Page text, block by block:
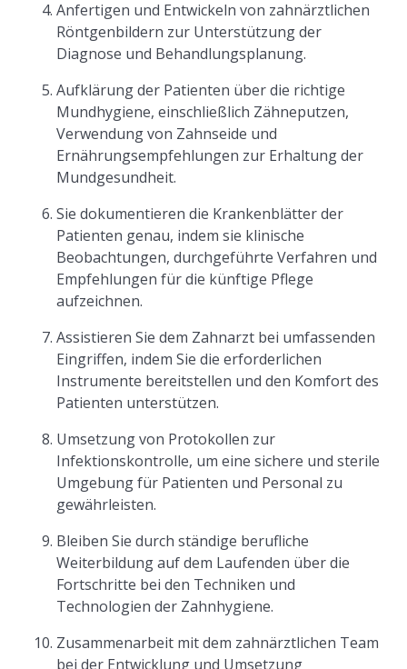
Anfertigen und Entwickeln von zahnärztlichen
Röntgenbildern zur Unterstützung der
Diagnose und Behandlungsplanung.
Aufklärung der Patienten über die richtige
Mundhygiene, einschließlich Zähneputzen,
Verwendung von Zahnseide und
Ernährungsempfehlungen zur Erhaltung der
Mundgesundheit.
Sie dokumentieren die Krankenblätter der
Patienten genau, indem sie klinische
Beobachtungen, durchgeführte Verfahren und
Empfehlungen für die künftige Pflege
aufzeichnen.
Assistieren Sie dem Zahnarzt bei umfassenden
Eingriffen, indem Sie die erforderlichen
Instrumente bereitstellen und den Komfort des
Patienten unterstützen.
Umsetzung von Protokollen zur
Infektionskontrolle, um eine sichere und sterile
Umgebung für Patienten und Personal zu
gewährleisten.
Bleiben Sie durch ständige berufliche
Weiterbildung auf dem Laufenden über die
Fortschritte bei den Techniken und
Technologien der Zahnhygiene.
Zusammenarbeit mit dem zahnärztlichen Team
bei der Entwicklung und Umsetzung